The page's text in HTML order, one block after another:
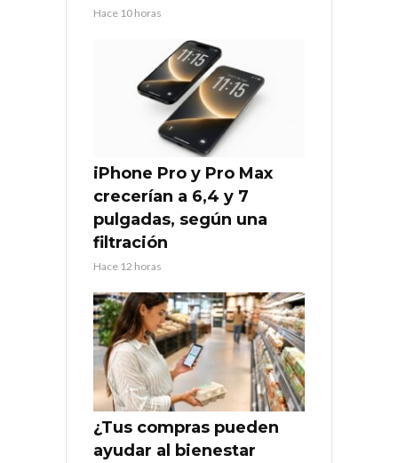
Hace 10 horas
iPhone Pro y Pro Max
crecerían a 6,4 y 7
pulgadas, según una
filtración
Hace 12 horas
¿Tus compras pueden
ayudar al bienestar